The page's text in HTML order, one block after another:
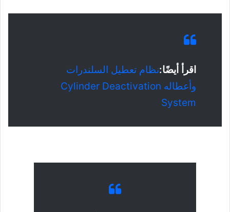
اقرأ أيضًا:نظام تعطيل السلندرات
وأعطاله Cylinder Deactivation
System